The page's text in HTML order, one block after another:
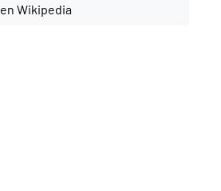
en Wikipedia